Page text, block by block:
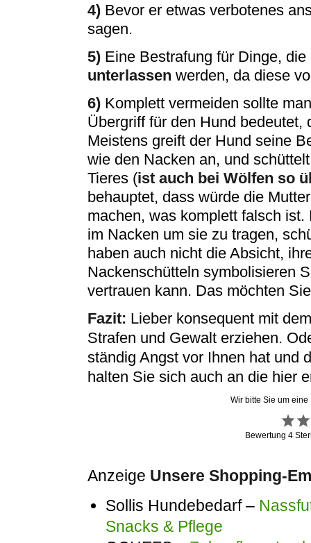
4) Bevor er etwas verbotenes
sagen.
5) Eine Bestrafung für Dinge,
unterlassen werden, da diese
6) Komplett vermeiden sollte
Übergriff für den Hund bedeutet,
Meistens greift der Hund seine
wie den Nacken an, und
Tieres (ist auch bei Wölfen so
behauptet, dass würde die
machen, was komplett falsch
im Nacken um sie zu tragen,
haben auch nicht die Absicht,
Nackenschütteln symbolisieren
vertrauen kann. Das möchten
Fazit: Lieber konsequent mit
Strafen und Gewalt erziehen.
ständig Angst vor Ihnen hat und
halten Sie sich auch an die hier
Wir bitte Sie um
Bewertung 4
Anzeige Unsere Shopping-
Sollis Hundebedarf –
Snacks & Pflege